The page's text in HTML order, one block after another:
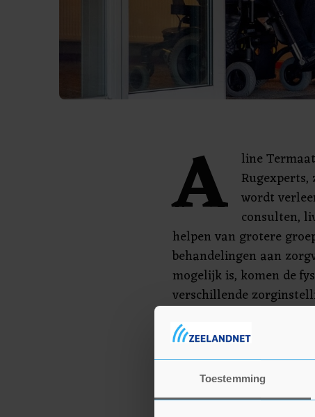
Toestemming
A
line
wordt
consulten,
helpen van grotere
behandelingen aan
mogelijk is, komen de
verschillende
getroffen, om een
Termaat.
Zorgverleners en